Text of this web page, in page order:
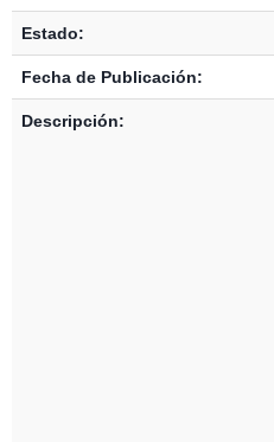
Estado:
Fecha de Publicación:
Descripción: